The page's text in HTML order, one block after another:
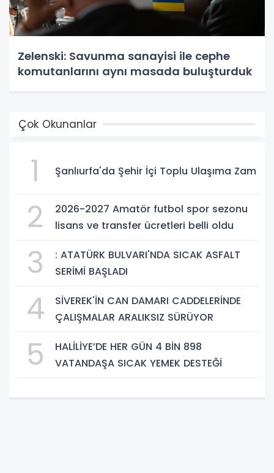
Zelenski: Savunma sanayisi ile cephe
komutanlarını aynı masada buluşturduk
Çok Okunanlar
1 Şanlıurfa'da Şehir İçi Toplu Ulaşıma Zam
2
2026-2027 Amatör futbol spor sezonu
lisans ve transfer ücretleri belli oldu
3
: ATATÜRK BULVARI'NDA SICAK ASFALT
SERİMİ BAŞLADI
4
SİVEREK'İN CAN DAMARI CADDELERİNDE
ÇALIŞMALAR ARALIKSIZ SÜRÜYOR
5
HALİLİYE’DE HER GÜN 4 BİN 898
VATANDAŞA SICAK YEMEK DESTEĞİ